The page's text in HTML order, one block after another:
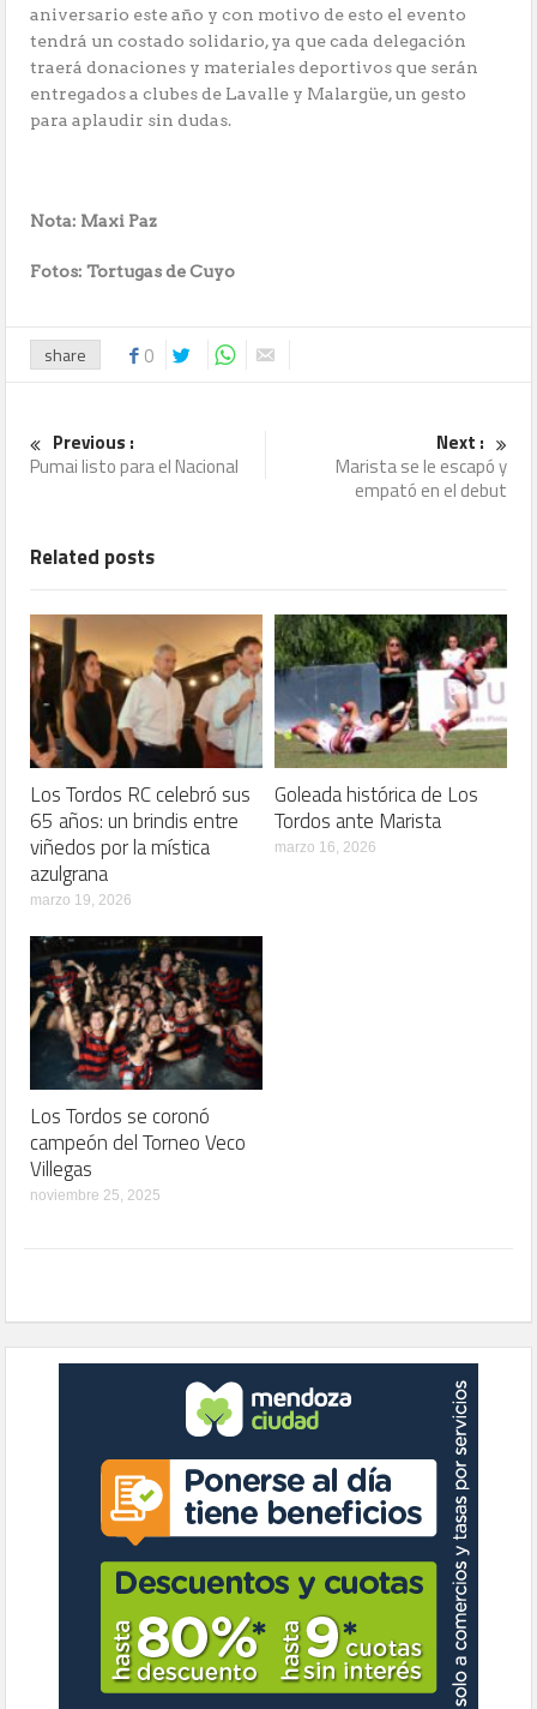
aniversario este año y con motivo de esto el evento
tendrá un costado solidario, ya que cada delegación
traerá donaciones y materiales deportivos que serán
entregados a clubes de Lavalle y Malargüe, un gesto
para aplaudir sin dudas.
Nota: Maxi Paz
Fotos: Tortugas de Cuyo
share 0
Previous :
Pumai listo para el Nacional
Next :
Marista se le escapó y
empató en el debut
Related posts
Los Tordos RC celebró sus
65 años: un brindis entre
viñedos por la mística
azulgrana
marzo 19, 2026
Goleada histórica de Los
Tordos ante Marista
marzo 16, 2026
Los Tordos se coronó
campeón del Torneo Veco
Villegas
noviembre 25, 2025